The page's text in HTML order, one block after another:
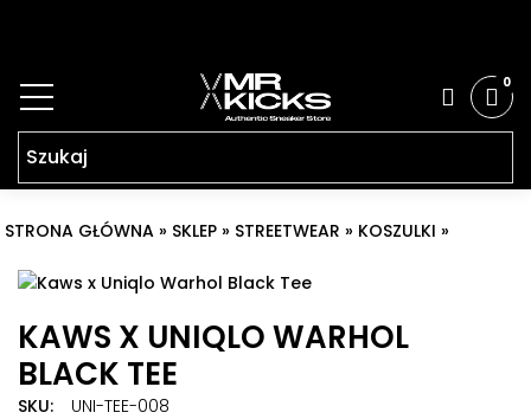
0
STRONA GŁÓWNA » SKLEP » STREETWEAR » KOSZULKI »
KAWS X UNIQLO WARHOL
BLACK TEE
SKU:
UNI-TEE-008